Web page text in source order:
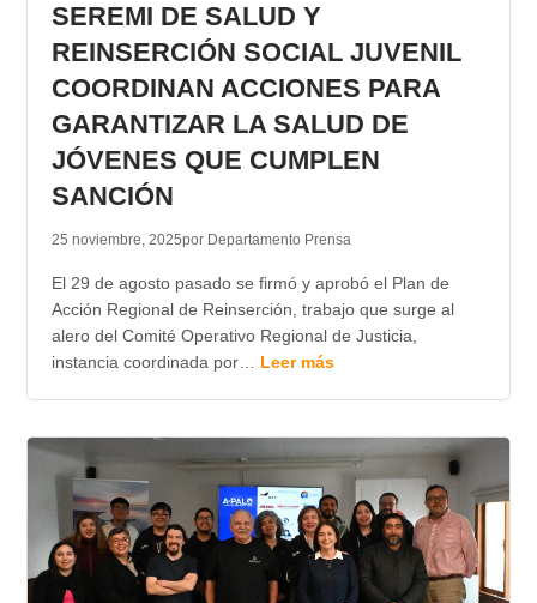
SEREMI DE SALUD Y
REINSERCIÓN SOCIAL JUVENIL
COORDINAN ACCIONES PARA
GARANTIZAR LA SALUD DE
JÓVENES QUE CUMPLEN
SANCIÓN
25 noviembre, 2025por Departamento Prensa
El 29 de agosto pasado se firmó y aprobó el Plan de
Acción Regional de Reinserción, trabajo que surge al
alero del Comité Operativo Regional de Justicia,
instancia coordinada por… Leer más